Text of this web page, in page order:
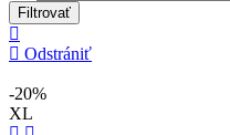
Filtrovať
Odstrániť
-20%
XL